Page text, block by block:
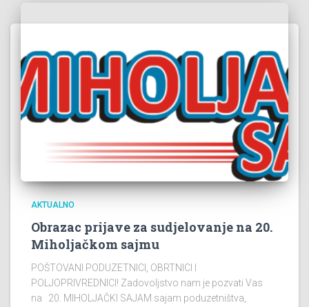
AKTUALNO
Obrazac prijave za sudjelovanje na 20.
Miholjačkom sajmu
POŠTOVANI PODUZETNICI, OBRTNICI I
POLJOPRIVREDNICI! Zadovoljstvo nam je pozvati Vas
na 20. MIHOLJAČKI SAJAM sajam poduzetništva,